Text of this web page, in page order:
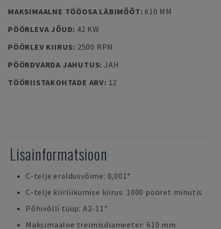
MAKSIMAALNE TÖÖOSA LÄBIMÕÕT: 610 MM
PÖÖRLEVA JÕUD: 42 KW
PÖÖRLEV KIIRUS: 2500 RPM
PÖÖRDVARDA JAHUTUS: JAH
TÖÖRIISTAKOHTADE ARV: 12
Lisainformatsioon
C-telje eraldusvõime: 0,001°
C-telje kiirliikumise kiirus: 1000 pööret minutis
Põhivõlli tüüp: A2-11"
Maksimaalne treimisdiameeter: 610 mm